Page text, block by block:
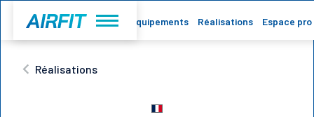
Accueil Equipements Réalisations Espace pro
Réalisations